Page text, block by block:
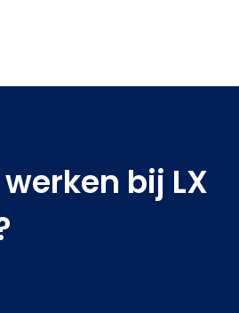
bij LX